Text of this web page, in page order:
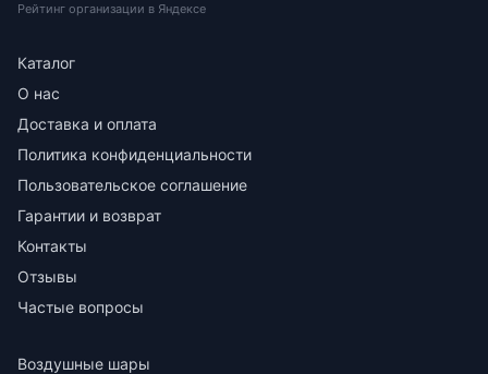
Рейтинг организации в Яндексе
Каталог
О нас
Доставка и оплата
Политика конфиденциальности
Пользовательское соглашение
Гарантии и возврат
Контакты
Отзывы
Частые вопросы
Воздушные шары